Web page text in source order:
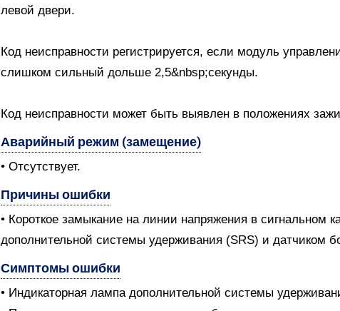
левой двери.
Код неисправности регистрируется, если модуль
слишком сильный дольше 2,5&nbsp;секунды.
Код неисправности может быть выявлен в положениях
Аварийный режим (замещение)
• Отсутствует.
Причины ошибки
• Короткое замыкание на линии напряжения в сигнальном
дополнительной системы удерживания (SRS) и датчиком
Симптомы ошибки
• Индикаторная лампа дополнительной системы